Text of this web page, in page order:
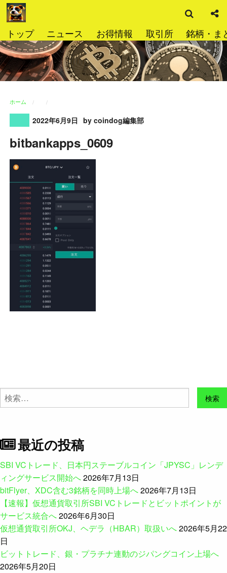
コ
ン
ン
ツ
へ
ス
トップ ニュース お得情報 取引所 銘柄・ま
索
ホーム
2022年6月9日 by coindog編集部
bitbankapps_0609
検
索:
最近の投稿
SBI VCトレード、日本円ステーブルコイン「JPYSC」レンデ
ィングサービス開始へ2026年7月13日
bitFlyer、XDC含む3銘柄を同時上場へ2026年7月13日
【速報】仮想通貨取引所SBI VCトレードとビットポイントが
サービス統合へ2026年6月30日
仮想通貨取引所OKJ、ヘデラ（HBAR）取扱いへ2026年5月22
日
ビットトレード、銀・プラチナ連動のジパングコイン上場へ
2026年5月20日